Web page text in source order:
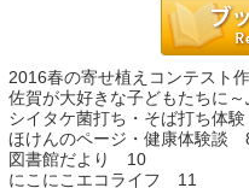
2016春の寄せ植えコンテスト
佐賀が大好きな子どもたちに
シイタケ菌打ち・そば打ち体
ほけんのページ・健康体験談
図書館だより 10
にこにこエコライフ 11
よくある質問
サイトマップ
お問い合わせ